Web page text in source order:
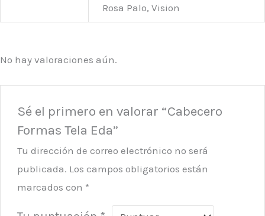
Rosa Palo, Vision
No hay valoraciones aún.
Sé el primero en valorar “Cabecero
Formas Tela Eda”
Tu dirección de correo electrónico no será
publicada. Los campos obligatorios están
marcados con *